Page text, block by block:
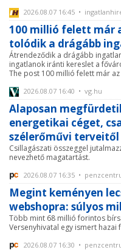
2026.08.07 16:45 •
100 millió felett már
tolódik a drágább
Átrendeződik a drágább
ingatlanok iránti kereslet a
The post 100 millió felett már
2026.08.07 16:40 • vg.hu
Alaposan
energetikai céget,
szélerőművi terveitől
Csillagászati összeggel
nevezhető magatartást.
2026.08.07 16:35 •
Megint keményen
webshopra: súlyos
Több mint 68 millió forintos
Versenyhivatal egy ismert
2026.08.07 16:30 •